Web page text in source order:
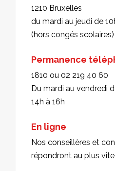
1210 Bruxelles
du mardi au jeudi de
(hors congés scolaires)
Permanence
1810 ou 02 219 40 60
Du mardi au vendredi
14h à 16h
En ligne
Nos conseillères et
répondront au plus vite.